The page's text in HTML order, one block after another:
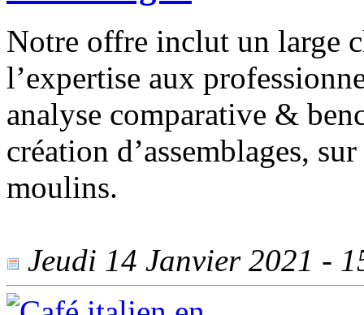
Notre offre inclut un large
l’expertise aux
analyse comparative &
création d’assemblages,
moulins.
Jeudi 14 Janvier 2021 -